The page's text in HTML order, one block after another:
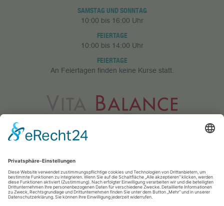
SAMSTAG UND SONNTAG
10:00 bis 16:00 Uhr
FEIERTAGE
10:00 bis 14:00 Uhr
FEIERTAGE
An Feiertagen finden keine Kurse statt.
Meerfeldstr. 73
68163 Mannheim
0621 83 25 433